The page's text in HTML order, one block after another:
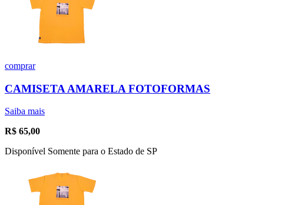
comprar
CAMISETA AMARELA FOTOFORMAS
Saiba mais
R$ 65,00
Disponível Somente para o Estado de SP